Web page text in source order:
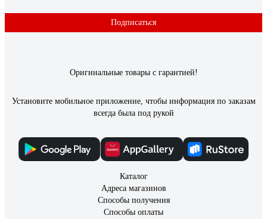
Подписаться
Оригинальные товары с гарантией!
Установите мобильное приложение, чтобы информация по заказам
всегда была под рукой
Каталог
Адреса магазинов
Способы получения
Способы оплаты